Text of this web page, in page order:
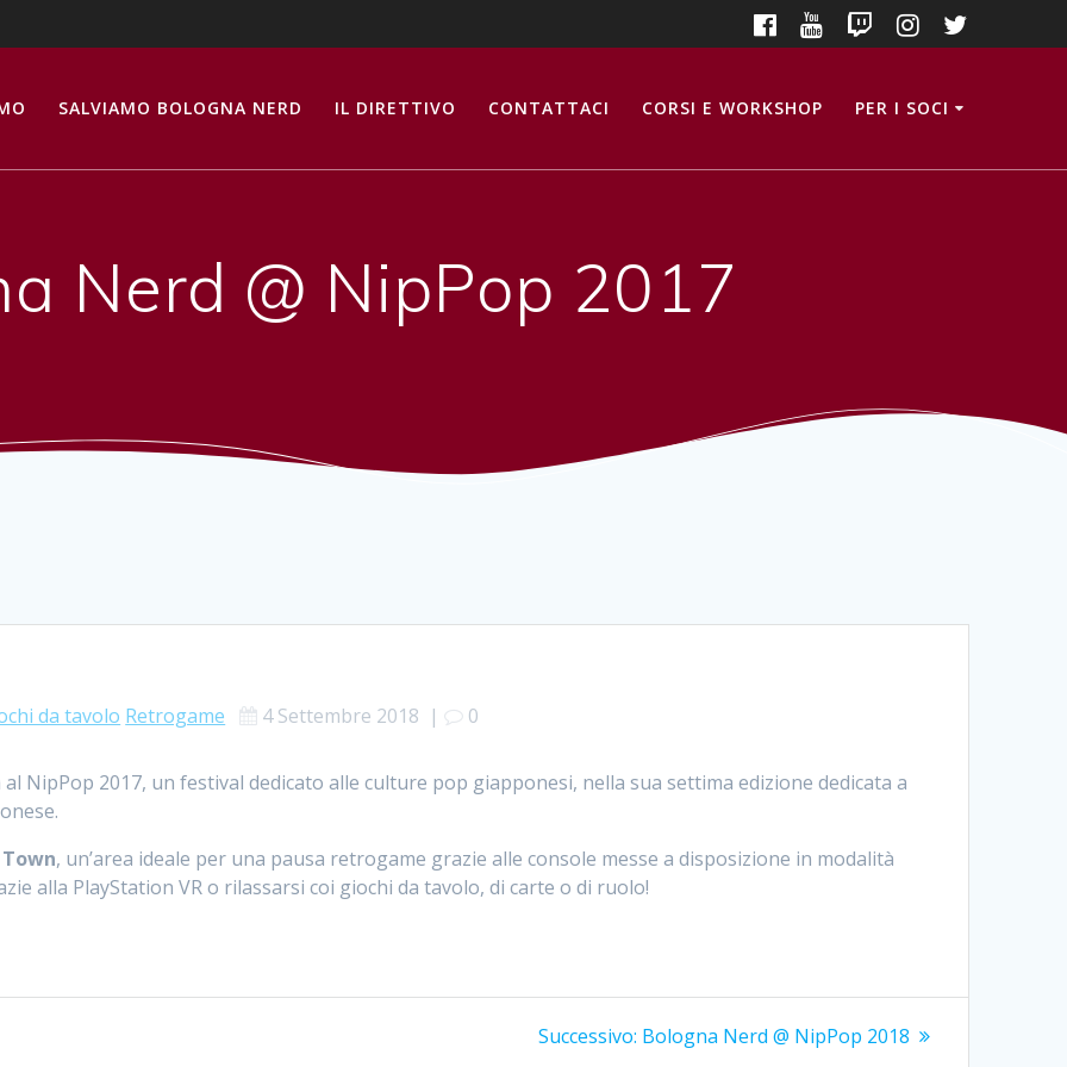
SALVIAMO BOLOGNA NERD IL DIRETTIVO CONTATTACI CORSI E WORKSHOP PER I SOCI
Nerd @ NipPop 2017
da tavolo Retrogame 4 Settembre 2018 | 0
NipPop 2017, un festival dedicato alle culture pop giapponesi, nella sua settima edizione dedicata a
, un’area ideale per una pausa retrogame grazie alle console messe a disposizione in modalità
alla PlayStation VR o rilassarsi coi giochi da tavolo, di carte o di ruolo!
Successivo: Articolo
Bologna Nerd @ NipPop 2018